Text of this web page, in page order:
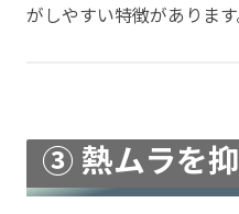
がしやすい特徴があります
③ 熱ムラを